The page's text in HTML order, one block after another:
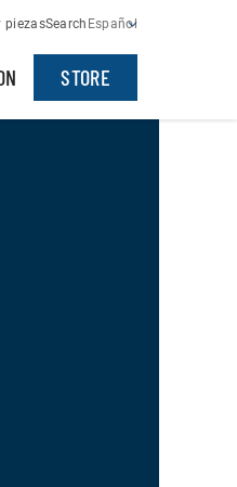
piezasSearch Español
STORE